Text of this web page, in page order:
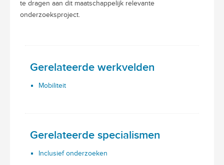
te dragen aan dit maatschappelijk relevante
onderzoeksproject.
Gerelateerde werkvelden
Mobiliteit
Gerelateerde specialismen
Inclusief onderzoeken